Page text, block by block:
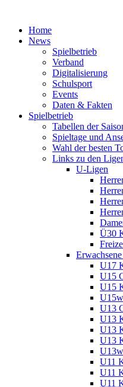
Home
News
Spielbetrieb
Verband
Digitalisierung
Schulsport
Events
Daten & Fakten
Spielbetrieb
Tabellen der
Spieltage und
Wahl der besten
Links zu den
U-Ligen
Ü30
U17
U15
U15
U13
U13
U13
U13
U11
U11
U11